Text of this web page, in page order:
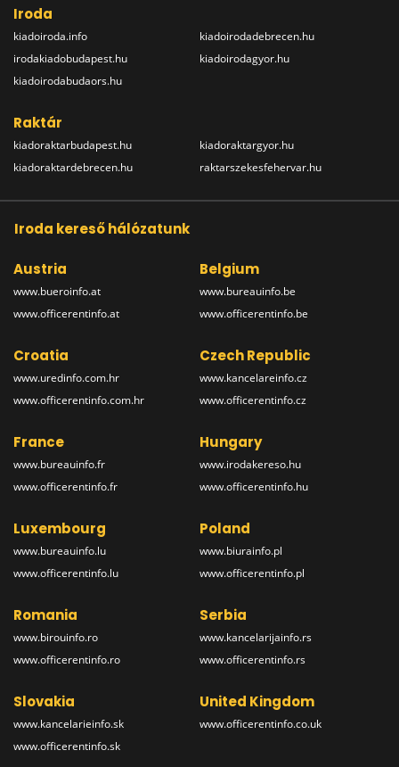
Iroda
kiadoiroda.info
irodakiadobudapest.hu
kiadoirodabudaors.hu
kiadoirodadebrecen.hu
kiadoirodagyor.hu
Raktár
kiadoraktarbudapest.hu
kiadoraktardebrecen.hu
kiadoraktargyor.hu
raktarszekesfehervar.hu
Iroda kereső hálózatunk
Austria
www.bueroinfo.at
www.officerentinfo.at
Belgium
www.bureauinfo.be
www.officerentinfo.be
Croatia
www.uredinfo.com.hr
www.officerentinfo.com.hr
Czech Republic
www.kancelareinfo.cz
www.officerentinfo.cz
France
www.bureauinfo.fr
www.officerentinfo.fr
Hungary
www.irodakereso.hu
www.officerentinfo.hu
Luxembourg
www.bureauinfo.lu
www.officerentinfo.lu
Poland
www.biurainfo.pl
www.officerentinfo.pl
Romania
www.birouinfo.ro
www.officerentinfo.ro
Serbia
www.kancelarijainfo.rs
www.officerentinfo.rs
Slovakia
www.kancelarieinfo.sk
www.officerentinfo.sk
United Kingdom
www.officerentinfo.co.uk